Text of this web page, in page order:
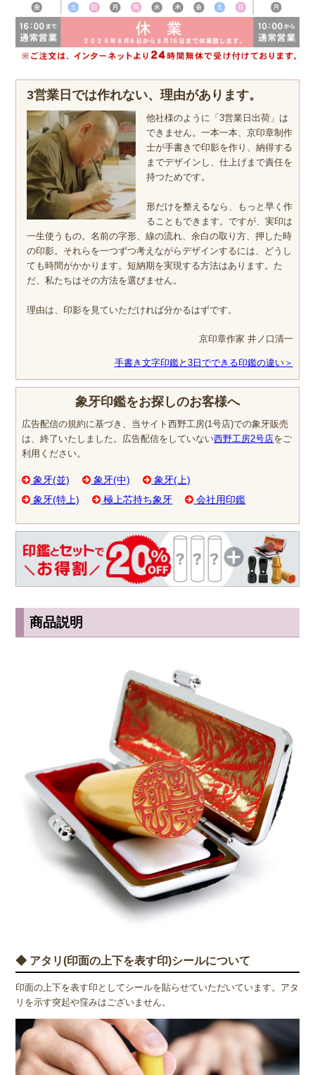
3営業日では作れない、理由があります。
他社様のように「3営業日出荷」は
できません。一本一本、京印章制作
士が手書きで印影を作り、納得する
までデザインし、仕上げまで責任を
持つためです。
形だけを整えるなら、もっと早く作
ることもできます。ですが、実印は
一生使うもの。名前の字形、線の流れ、余白の取り方、押した時
の印影。それらを一つずつ考えながらデザインするには、どうし
ても時間がかかります。短納期を実現する方法はあります。た
だ、私たちはその方法を選びません。
理由は、印影を見ていただければ分かるはずです。
京印章作家 井ノ口清一
手書き文字印鑑と3日でできる印鑑の違い＞
象牙印鑑をお探しのお客様へ
広告配信の規約に基づき、当サイト西野工房(1号店)での象牙販売
は、終了いたしました。広告配信をしていない西野工房2号店をご
利用ください。
象牙(並) 象牙(中)
象牙(上)
象牙(特上)
極上芯持ち象牙 会社用印鑑
商品説明
◆ アタリ(印面の上下を表す印)シールについて
印面の上下を表す印としてシールを貼らせていただいています。アタ
リを示す突起や窪みはございません。